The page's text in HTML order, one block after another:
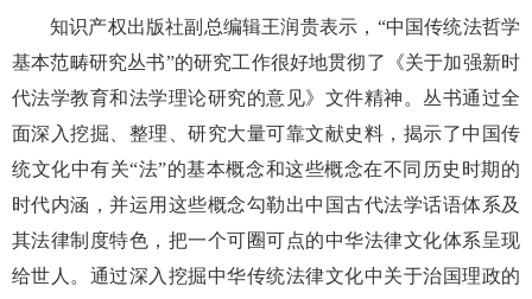
知识产权出版社副总编辑王润贵表示，“中国传统法哲学
基本范畴研究丛书”的研究工作很好地贯彻了《关于加强新时
代法学教育和法学理论研究的意见》文件精神。丛书通过全
面深入挖掘、整理、研究大量可靠文献史料，揭示了中国传
统文化中有关“法”的基本概念和这些概念在不同历史时期的
时代内涵，并运用这些概念勾勒出中国古代法学话语体系及
其法律制度特色，把一个可圈可点的中华法律文化体系呈现
给世人。通过深入挖掘中华传统法律文化中关于治国理政的